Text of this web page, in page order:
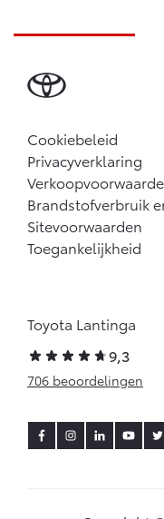
Cookiebeleid
Privacyverklaring
Brandstofverbruik
Sitevoorwaarden
Toegankelijkheid
Toyota Lantinga
9,3
706 beoordelingen